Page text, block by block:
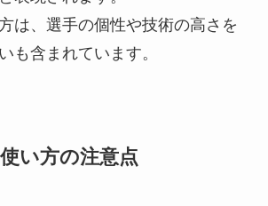
は、選手の個性や技術の高さを
も含まれています。
い方の注意点